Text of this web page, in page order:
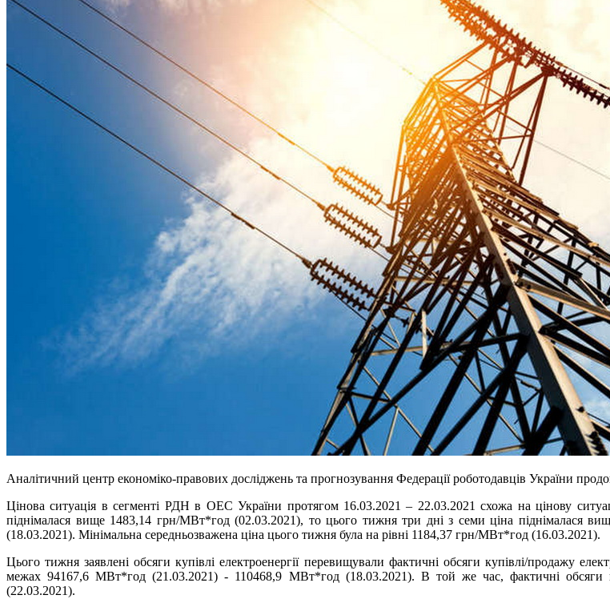
Аналітичний центр економіко-правових досліджень та прогнозування Федерації роботодавців України
Цінова ситуація в сегменті РДН в ОЕС України протягом 16.03.2021 – 22.03.2021 схожа на цінову
піднімалася вище 1483,14 грн/МВт*год (02.03.2021), то цього тижня три дні з семи ціна
(18.03.2021). Мінімальна середньозважена ціна цього тижня була на рівні 1184,37 грн/МВт*год (16.03.2021).
Цього тижня заявлені обсяги купівлі електроенергії перевищували фактичні обсяги купівлі/продажу
межах 94167,6 МВт*год (21.03.2021) - 110468,9 МВт*год (18.03.2021). В той же час, фактичні обсяги
(22.03.2021).